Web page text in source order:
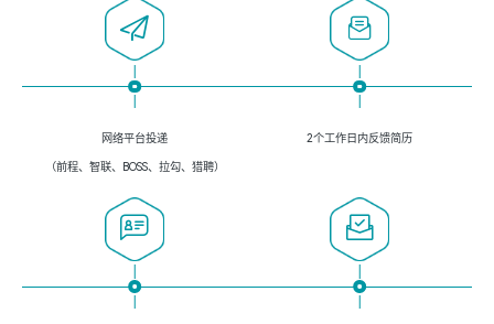
网络平台投递
（前程、智联、BOSS、拉勾、猎聘）
2个工作日内反馈简历